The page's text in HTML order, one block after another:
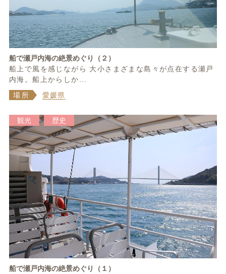
船で瀬戸内海の絶景めぐり（２）
船上で風を感じながら 大小さまざまな島々が点在する瀬戸
内海。船上からしか...
場所
愛媛県
観光 歴史
船で瀬戸内海の絶景めぐり（１）